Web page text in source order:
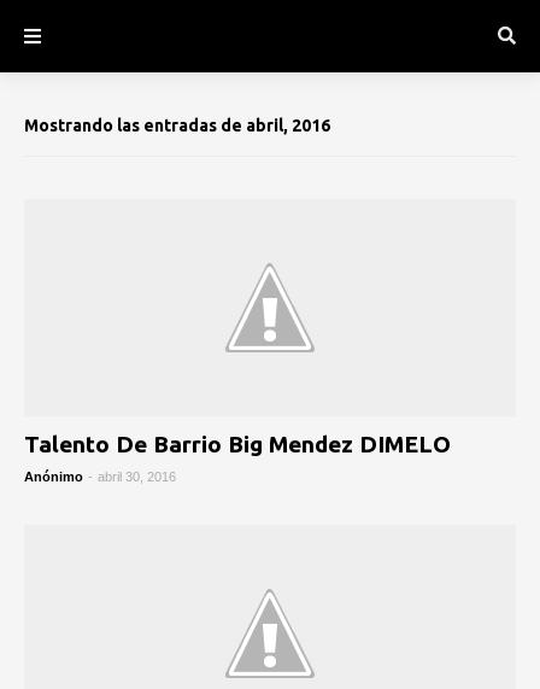
Mostrando las entradas de abril, 2016
Anónimo - abril 30, 2016